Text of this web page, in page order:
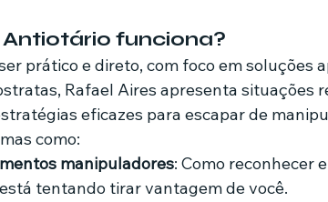
funciona?
prático e direto, com foco em soluções
Rafael Aires apresenta situações
eficazes para escapar de
como:
manipuladores: Como reconhecer
tentando tirar vantagem de você.